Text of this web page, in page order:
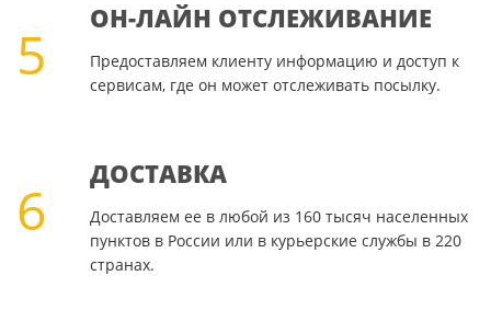
5
ОН-ЛАЙН ОТСЛЕЖИВАНИЕ
Предоставляем клиенту информацию и доступ к
сервисам, где он может отслеживать посылку.
6
ДОСТАВКА
Доставляем ее в любой из 160 тысяч населенных
пунктов в России или в курьерские службы в 220
странах.